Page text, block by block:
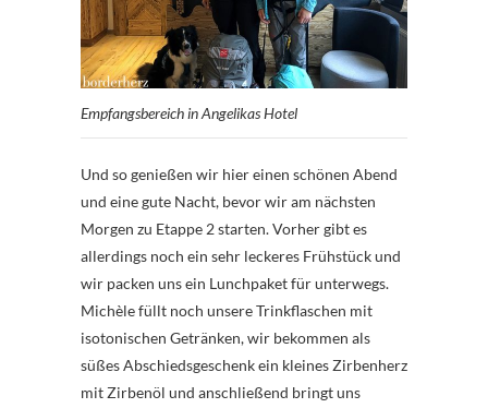
Empfangsbereich in Angelikas Hotel
Und so genießen wir hier einen schönen Abend
und eine gute Nacht, bevor wir am nächsten
Morgen zu Etappe 2 starten. Vorher gibt es
allerdings noch ein sehr leckeres Frühstück und
wir packen uns ein Lunchpaket für unterwegs.
Michèle füllt noch unsere Trinkflaschen mit
isotonischen Getränken, wir bekommen als
süßes Abschiedsgeschenk ein kleines Zirbenherz
mit Zirbenöl und anschließend bringt uns